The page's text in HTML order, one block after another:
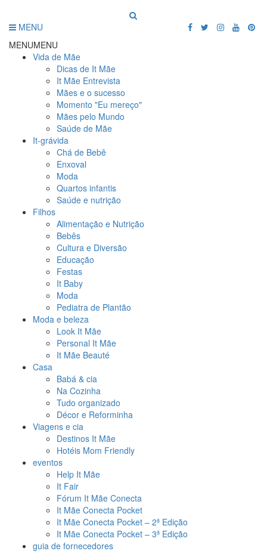
MENU
MENUMENU
Vida de Mãe
Dicas de It Mãe
It Mãe Entrevista
Mães e o sucesso
Momento "Eu mereço"
Mães pelo Mundo
Saúde de Mãe
It-grávida
Chá de Bebê
Enxoval
Moda
Quartos infantis
Saúde e nutrição
Filhos
Alimentação e Nutrição
Bebês
Cultura e Diversão
Educação
Festas
It Baby
Moda
Pediatra de Plantão
Moda e beleza
Look It Mãe
Personal It Mãe
It Mãe Beauté
Casa
Babá & cia
Na Cozinha
Tudo organizado
Décor e Reforminha
Viagens e cia
Destinos It Mãe
Hotéis Mom Friendly
eventos
Help It Mãe
It Fair
Fórum It Mãe Conecta
It Mãe Conecta Pocket
It Mãe Conecta Pocket – 2ª Edição
It Mãe Conecta Pocket – 3ª Edição
guia de fornecedores